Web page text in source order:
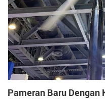
Pameran Baru Dengan